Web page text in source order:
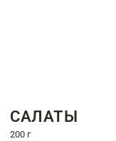
САЛАТЫ
200 г